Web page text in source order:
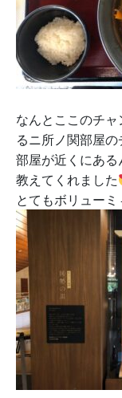
なんとここのチ
るニ所ノ関部屋
部屋が近くにあ
教えてくれました
とてもボリュー